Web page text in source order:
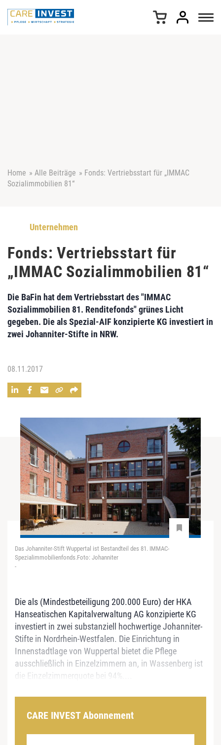
Home » Alle Beiträge » Fonds: Vertriebsstart für „IMMAC
Sozialimmobilien 81“
Unternehmen
Fonds: Vertriebsstart für
„IMMAC Sozialimmobilien 81“
Die BaFin hat dem Vertriebsstart des "IMMAC
Sozialimmobilien 81. Renditefonds" grünes Licht
gegeben. Die als Spezial-AIF konzipierte KG investiert in
zwei Johanniter-Stifte in NRW.
08.11.2017
Das Johanniter-Stift Wuppertal ist Bestandteil des 81. IMMAC-
Spezialimmobilienfonds.Foto: Johanniter
-
Die als (Mindestbeteiligung 200.000 Euro) der HKA
Hanseatischen Kapitalverwaltung AG konzipierte KG
investiert in zwei substanziell hochwertige Johanniter-
Stifte in Nordrhein-Westfalen. Die Einrichtung in
Innenstadtlage von Wuppertal bietet die Pflege
ausschließlich in Einzelzimmern an, in Wassenberg ist
die Einzelzimmerquote bei 94%....
CARE INVEST Abonnement